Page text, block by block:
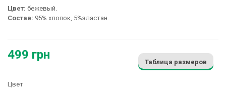
Цвет: бежевый.
Состав: 95% хлопок, 5%эластан.
499 грн
Таблица размеров
Цвет